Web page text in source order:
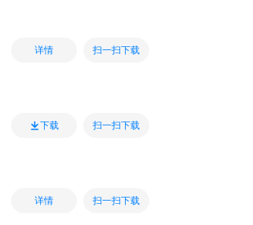
详情 扫一扫下载
下载 扫一扫下载
详情 扫一扫下载